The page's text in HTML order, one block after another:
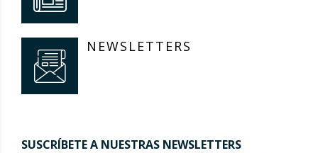
NEWSLETTERS
SUSCRÍBETE A NUESTRAS NEWSLETTERS